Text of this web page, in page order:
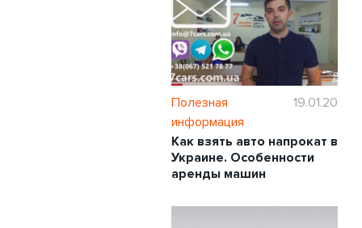
Полезная
информация
19.01.20
Как взять авто напрокат в
Украине. Особенности
аренды машин